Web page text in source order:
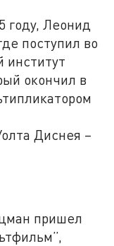
году, Леонид
поступил во
институт
окончил в
Диснея –
пришел